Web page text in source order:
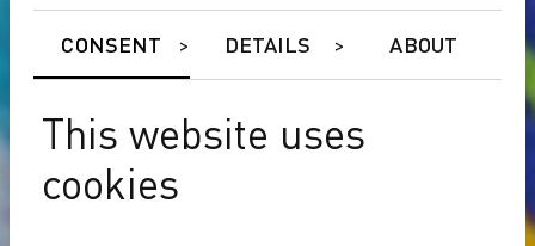
CONSENT DETAILS ABOUT
This website uses
cookies